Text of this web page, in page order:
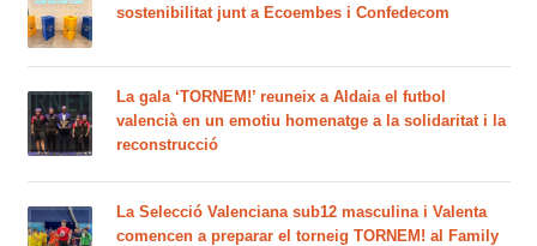
sostenibilitat junt a Ecoembes i Confedecom
La gala ‘TORNEM!’ reuneix a Aldaia el futbol
valencià en un emotiu homenatge a la solidaritat i la
reconstrucció
La Selecció Valenciana sub12 masculina i Valenta
comencen a preparar el torneig TORNEM! al Family